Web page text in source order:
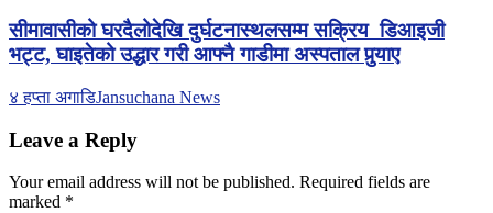
सीमावासीको घरदैलोदेखि दुर्घटनास्थलसम्म सक्रिय डिआइजी
भट्ट, घाइतेको उद्धार गरी आफ्नै गाडीमा अस्पताल पुर्‍याए
४ हप्ता अगाडिJansuchana News
Leave a Reply
Your email address will not be published. Required fields are
marked *